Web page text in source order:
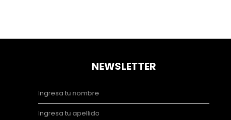
NEWSLETTER